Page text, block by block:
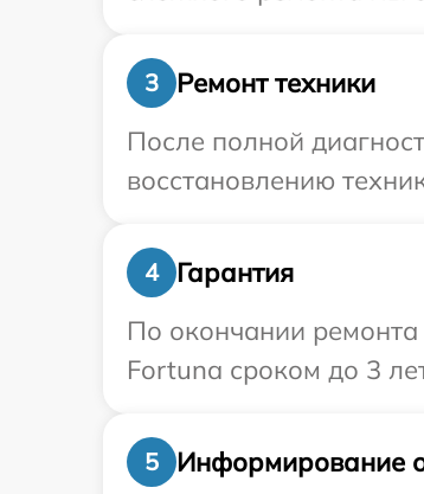
3
Ремонт техники
После полной
восстановлению
4
Гарантия
По окончании
Fortuna сроком до 3
5
Информирование о